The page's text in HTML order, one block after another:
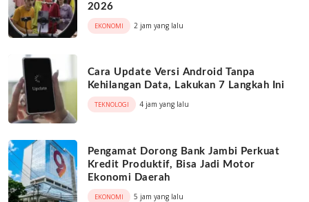
2026
EKONOMI 2 jam yang lalu
Cara Update Versi Android Tanpa
Kehilangan Data, Lakukan 7 Langkah Ini
TEKNOLOGI 4 jam yang lalu
Pengamat Dorong Bank Jambi Perkuat
Kredit Produktif, Bisa Jadi Motor
Ekonomi Daerah
EKONOMI 5 jam yang lalu